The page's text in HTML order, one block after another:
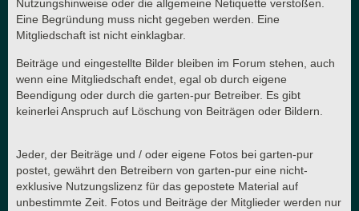
Nutzungshinweise oder die allgemeine Netiquette verstoßen.
Eine Begründung muss nicht gegeben werden. Eine
Mitgliedschaft ist nicht einklagbar.
Beiträge und eingestellte Bilder bleiben im Forum stehen, auch
wenn eine Mitgliedschaft endet, egal ob durch eigene
Beendigung oder durch die garten-pur Betreiber. Es gibt
keinerlei Anspruch auf Löschung von Beiträgen oder Bildern.
Jeder, der Beiträge und / oder eigene Fotos bei garten-pur
postet, gewährt den Betreibern von garten-pur eine nicht-
exklusive Nutzungslizenz für das gepostete Material auf
unbestimmte Zeit. Fotos und Beiträge der Mitglieder werden nur